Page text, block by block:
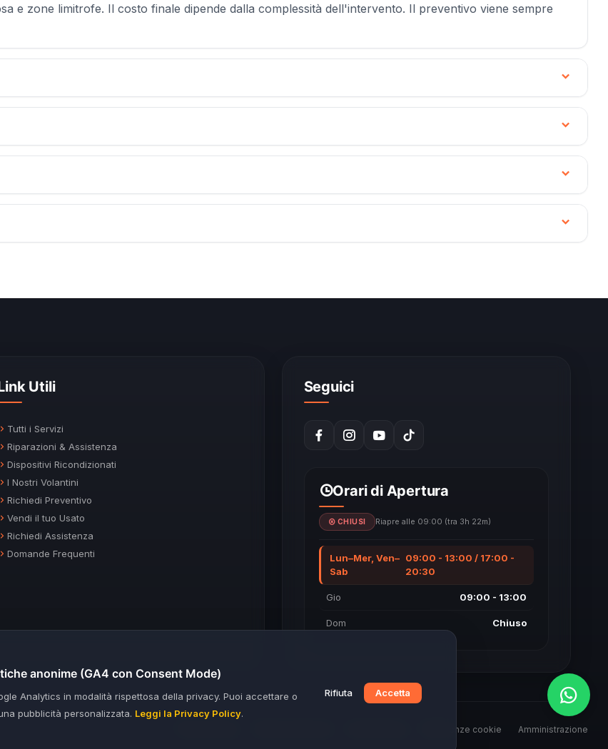
e zone limitrofe. Il costo finale dipende dalla complessità dell'intervento. Il preventivo viene sempre
Utili
Tutti i Servizi
Riparazioni & Assistenza
Dispositivi Ricondizionati
I Nostri Volantini
Richiedi Preventivo
Vendi il tuo Usato
Richiedi Assistenza
Domande Frequenti
Seguici
Orari di Apertura
CHIUSI Riapre alle 09:00 (tra 3h 22m)
Lun–Mer, Ven–
Sab
09:00 - 13:00 / 17:00 -
20:30
Gio 09:00 - 13:00
Dom Chiuso
Preferenze cookie Amministrazione
anonime (GA4 con Consent Mode)
Analytics in modalità rispettosa della privacy. Puoi accettare o
pubblicità personalizzata. Leggi la Privacy Policy.
Rifiuta Accetta